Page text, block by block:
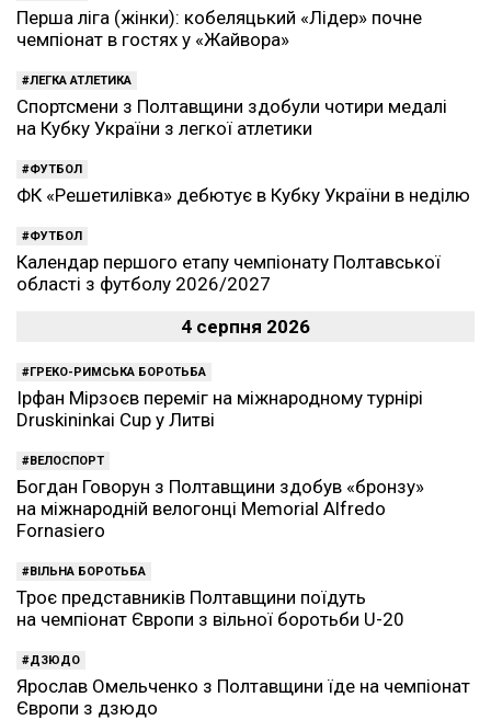
Перша ліга (жінки): кобеляцький «Лідер» почне
чемпіонат в гостях у «Жайвора»
ЛЕГКА АТЛЕТИКА
Спортсмени з Полтавщини здобули чотири медалі
на Кубку України з легкої атлетики
ФУТБОЛ
ФК «Решетилівка» дебютує в Кубку України в неділю
ФУТБОЛ
Календар першого етапу чемпіонату Полтавської
області з футболу 2026/2027
4 серпня 2026
ГРЕКО-РИМСЬКА БОРОТЬБА
Ірфан Мірзоєв переміг на міжнародному турнірі
Druskininkai Cup у Литві
ВЕЛОСПОРТ
Богдан Говорун з Полтавщини здобув «бронзу»
на міжнародній велогонці Memorial Alfredo
Fornasiero
ВІЛЬНА БОРОТЬБА
Троє представників Полтавщини поїдуть
на чемпіонат Європи з вільної боротьби U-20
ДЗЮДО
Ярослав Омельченко з Полтавщини їде на чемпіонат
Європи з дзюдо